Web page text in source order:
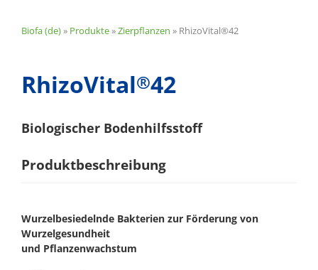
Biofa (de)» Produkte»Zierpflanzen » RhizoVital®42
RhizoVital®42
Biologischer Bodenhilfsstoff
Produktbeschreibung
Wurzelbesiedelnde Bakterien zur Förderung von
Wurzelgesundheit
und Pflanzenwachstum